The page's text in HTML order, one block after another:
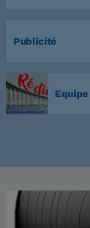
Publicité
Equipe